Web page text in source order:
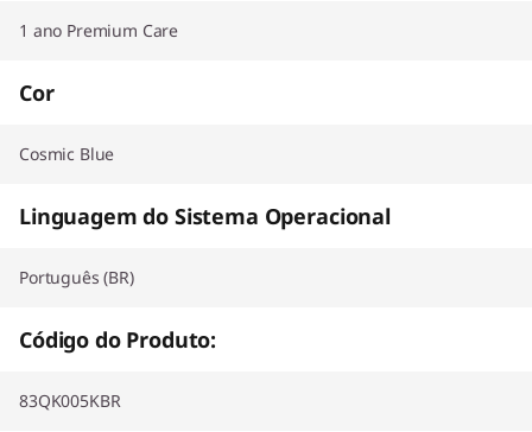
1 ano Premium Care
Cor
Cosmic Blue
Linguagem do Sistema Operacional
Português (BR)
Código do Produto:
83QK005KBR